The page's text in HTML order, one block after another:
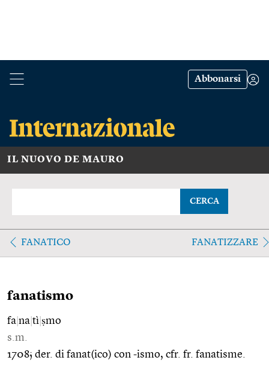
Abbonarsi
IL NUOVO DE MAURO
CERCA
FANATICO FANATIZZARE
fanatismo
fa na tì ṣmo
s.m.
1708; der. di fanat(ico) con -ismo, cfr. fr. fanatisme.